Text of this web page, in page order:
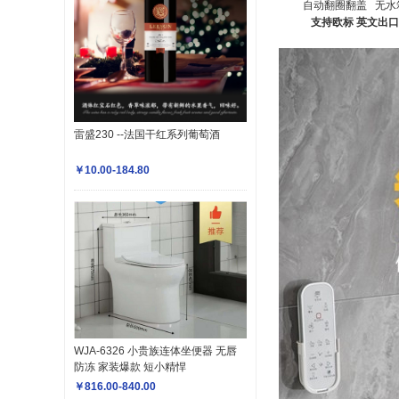
雷盛230 --法国干红系列葡萄酒
￥10.00-184.80
WJA-6326 小贵族连体坐便器 无唇
防冻 家装爆款 短小精悍
￥816.00-840.00
自动翻圈翻盖 无水
支持欧标 英文出口